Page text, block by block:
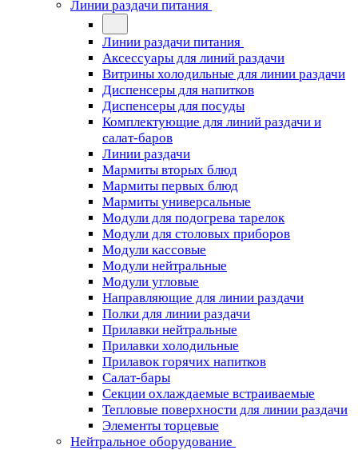
Линии раздачи питания
Линии раздачи питания
Аксессуары для линий раздачи
Витрины холодильные для линии раздачи
Диспенсеры для напитков
Диспенсеры для посуды
Комплектующие для линий раздачи и
салат-баров
Линии раздачи
Мармиты вторых блюд
Мармиты первых блюд
Мармиты универсальные
Модули для подогрева тарелок
Модули для столовых приборов
Модули кассовые
Модули нейтральные
Модули угловые
Направляющие для линии раздачи
Полки для линии раздачи
Прилавки нейтральные
Прилавки холодильные
Прилавок горячих напитков
Салат-бары
Секции охлаждаемые встраиваемые
Тепловые поверхности для линии раздачи
Элементы торцевые
Нейтральное оборудование